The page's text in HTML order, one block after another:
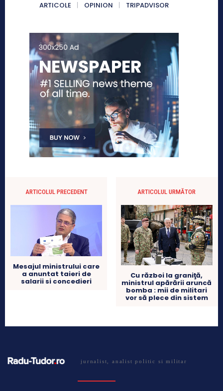
ARTICOLE OPINION TRIPADVISOR
ARTICOLUL PRECEDENT
Mesajul ministrului care
a anuntat taieri de
salarii si concedieri
ARTICOLUL URMĂTOR
Cu război la graniţă,
ministrul apărării aruncă
bomba : mii de militari
vor să plece din sistem
jurnalist, analist politic si militar